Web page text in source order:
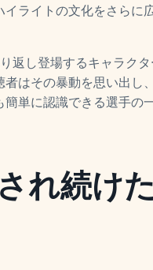
ライトの文化をさらに
返し登場するキャラクタ
はその暴動を思い出し
単に認識できる選手の
れ続け